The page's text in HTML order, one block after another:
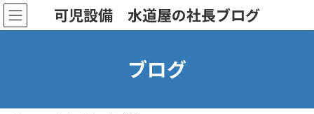
コ
ン
ナ
ビ
可児設備 水道屋の社長ブログ
ブログ